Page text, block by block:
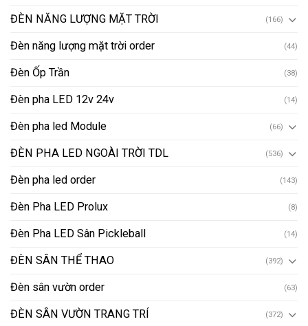
ĐÈN NĂNG LƯỢNG MẶT TRỜI (166)
Đèn năng lượng mặt trời order (44)
Đèn Ốp Trần (38)
Đèn pha LED 12v 24v (14)
Đèn pha led Module (66)
ĐÈN PHA LED NGOÀI TRỜI TDL (536)
Đèn pha led order (143)
Đèn Pha LED Prolux (8)
Đèn Pha LED Sân Pickleball (14)
ĐÈN SÂN THỂ THAO (392)
Đèn sân vườn order (63)
ĐÈN SÂN VƯỜN TRANG TRÍ (372)